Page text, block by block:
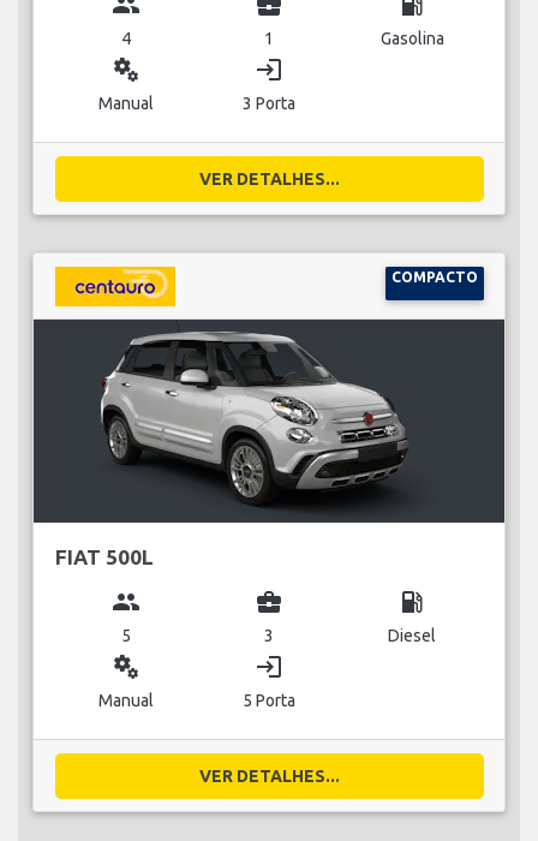
4 1 Gasolina
miscellaneous_services
Manual
login
3 Porta
VER DETALHES...
COMPACTO
FIAT 500L
group
5
business_center
3
local_gas_station
Diesel
miscellaneous_services
Manual
login
5 Porta
VER DETALHES...